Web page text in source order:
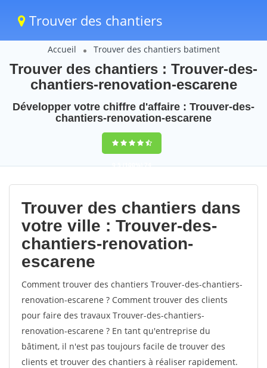
Trouver des chantiers
Accueil Trouver des chantiers batiment
Trouver des chantiers : Trouver-des-
chantiers-renovation-escarene
Développer votre chiffre d'affaire : Trouver-des-
chantiers-renovation-escarene
9,5(100%)74
votes
Trouver des chantiers dans
votre ville : Trouver-des-
chantiers-renovation-
escarene
Comment trouver des chantiers Trouver-des-chantiers-
renovation-escarene ? Comment trouver des clients
pour faire des travaux Trouver-des-chantiers-
renovation-escarene ? En tant qu'entreprise du
bâtiment, il n'est pas toujours facile de trouver des
clients et trouver des chantiers à réaliser rapidement.